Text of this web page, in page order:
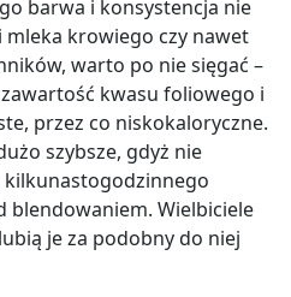
barwa i konsystencja nie
krowiego czy nawet
warto po nie sięgać –
kwasu foliowego i
przez co niskokaloryczne.
szybsze, gdyż nie
kilkunastogodzinnego
blendowaniem. Wielbiciele
je za podobny do niej